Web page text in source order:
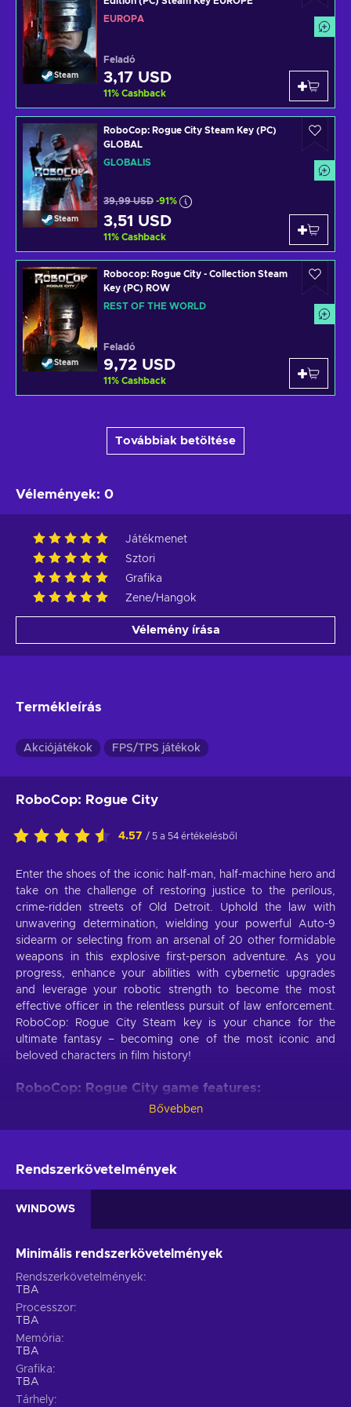
Steam
EURÓPA
Feladó
3,17 USD
11% Cashback
Steam
RoboCop: Rogue City Steam Key (PC)
GLOBAL
GLOBÁLIS
39,99 USD -91%
3,51 USD
11% Cashback
Steam
Robocop: Rogue City - Collection Steam
Key (PC) ROW
REST OF THE WORLD
Feladó
9,72 USD
11% Cashback
Továbbiak betöltése
Vélemények: 0
Játékmenet
Sztori
Grafika
Zene/Hangok
Vélemény írása
Termékleírás
Akciójátékok FPS/TPS játékok
RoboCop: Rogue City
4.57 / 5 a 54 értékelésből
Enter the shoes of the iconic half-man, half-machine hero and
take on the challenge of restoring justice to the perilous,
crime-ridden streets of Old Detroit. Uphold the law with
unwavering determination, wielding your powerful Auto-9
sidearm or selecting from an arsenal of 20 other formidable
weapons in this explosive first-person adventure. As you
progress, enhance your abilities with cybernetic upgrades
and leverage your robotic strength to become the most
effective officer in the relentless pursuit of law enforcement.
RoboCop: Rogue City Steam key is your chance for the
ultimate fantasy – becoming one of the most iconic and
beloved characters in film history!
RoboCop: Rogue City game features:
Every RoboCop fan will be delighted by these game features:
RoboCop and uphold the law in the dangerous and crime-
Upgradeable abilities.Enhance RoboCop's strength,
speed, and cybernetic capabilities to increase
effectiveness in battle;
Multiple ways to play.
situation, whether opting for an all-out assault or
employing stealth to eliminate adversaries;
shape the game's outcome and the destiny of Old Detroit;
Cheap RoboCop price.
Bővebben
Rendszerkövetelmények
WINDOWS
Minimális rendszerkövetelmények
Rendszerkövetelmények
TBA
Processzor
TBA
Memória
TBA
Grafika
TBA
Tárhely